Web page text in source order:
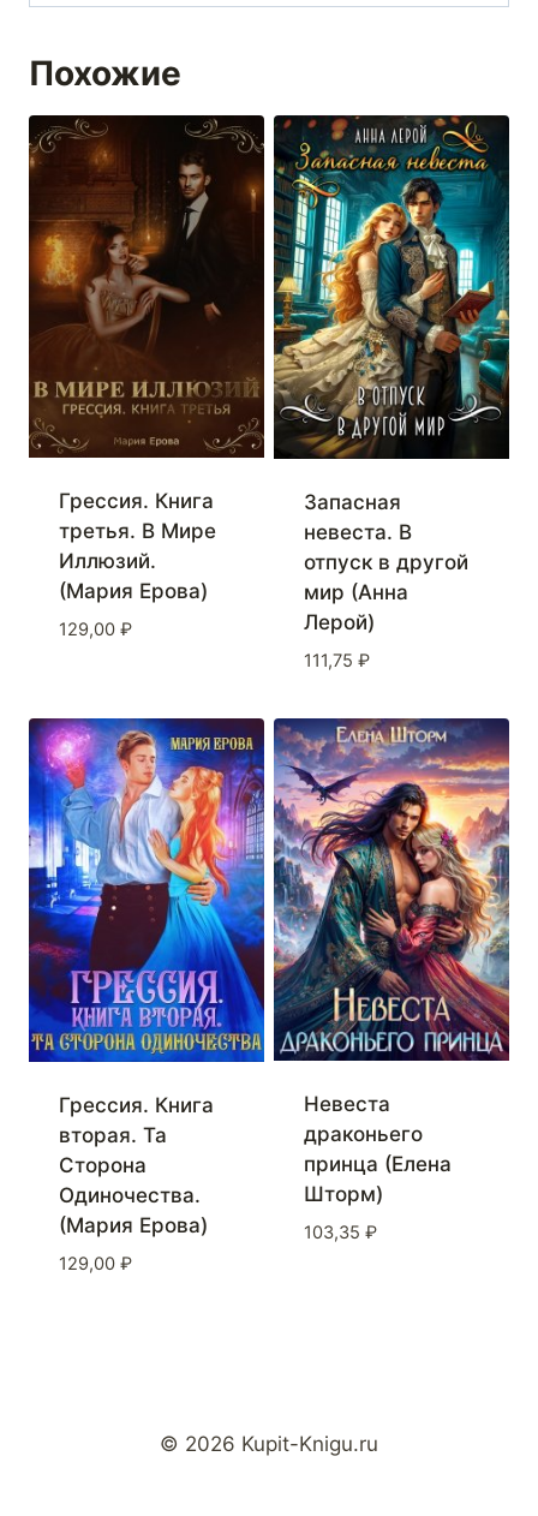
Похожие
Грессия. Книга
третья. В Мире
Иллюзий.
(Мария Ерова)
129,00 ₽
Запасная
невеста. В
отпуск в другой
мир (Анна
Лерой)
111,75 ₽
Грессия. Книга
вторая. Та
Сторона
Одиночества.
(Мария Ерова)
129,00 ₽
Невеста
драконьего
принца (Елена
Шторм)
103,35 ₽
© 2026 Kupit-Knigu.ru